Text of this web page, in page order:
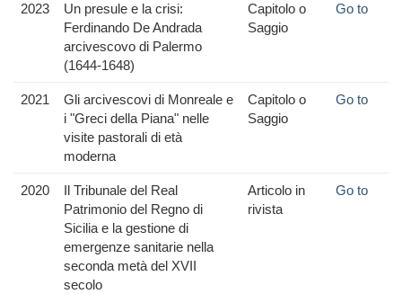
2023
Un presule e la crisi:
Ferdinando De Andrada
arcivescovo di Palermo
(1644-1648)
Capitolo o
Saggio
Go to
2021
Gli arcivescovi di Monreale e
i "Greci della Piana" nelle
visite pastorali di età
moderna
Capitolo o
Saggio
Go to
2020
Il Tribunale del Real
Patrimonio del Regno di
Sicilia e la gestione di
emergenze sanitarie nella
seconda metà del XVII
secolo
Articolo in
rivista
Go to